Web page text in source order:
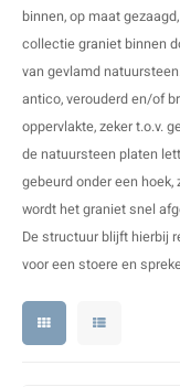
binnen, op maat
collectiegraniet binnen
van gevlamd
antico, verouderd en/of
oppervlakte, zeker t.o.v.
de natuursteen platen
gebeurd onder een
wordt het graniet snel
De structuur blijft hierbij
voor een stoere en